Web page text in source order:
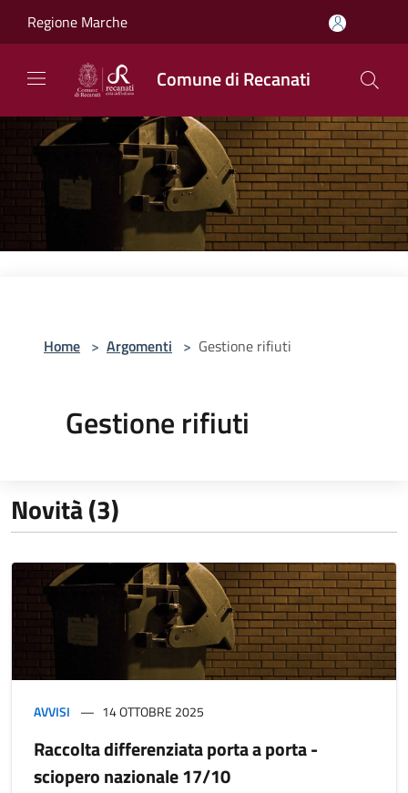
Regione Marche
Comune di Recanati
Home > Argomenti > Gestione rifiuti
Gestione rifiuti
Novità (3)
AVVISI 14 OTTOBRE 2025
Raccolta differenziata porta a porta -
sciopero nazionale 17/10